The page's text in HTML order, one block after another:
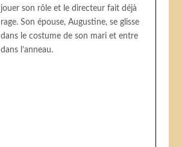
jouer son rôle et le directeur fait déjà
rage. Son épouse, Augustine, se glisse
dans le costume de son mari et entre
dans l’anneau.